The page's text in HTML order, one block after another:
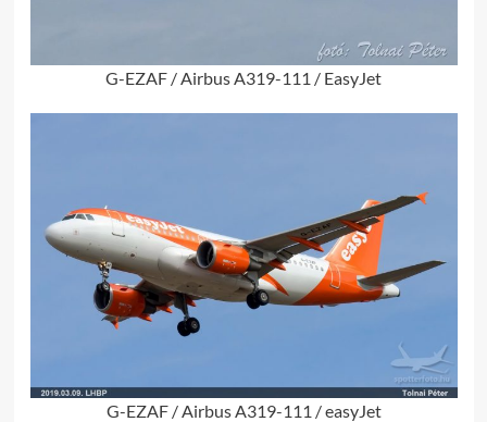
G-EZAF / Airbus A319-111 / EasyJet
G-EZAF / Airbus A319-111 / easyJet